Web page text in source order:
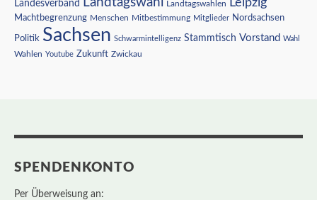
Landesverband Landtagswahlen
Machtbegrenzung Menschen Mitbestimmung Mitglieder Nordsachsen
Politik Sachsen Schwarmintelligenz Stammtisch Vorstand Wahl
Wahlen Youtube Zukunft Zwickau
SPENDENKONTO
Per Überweisung an: